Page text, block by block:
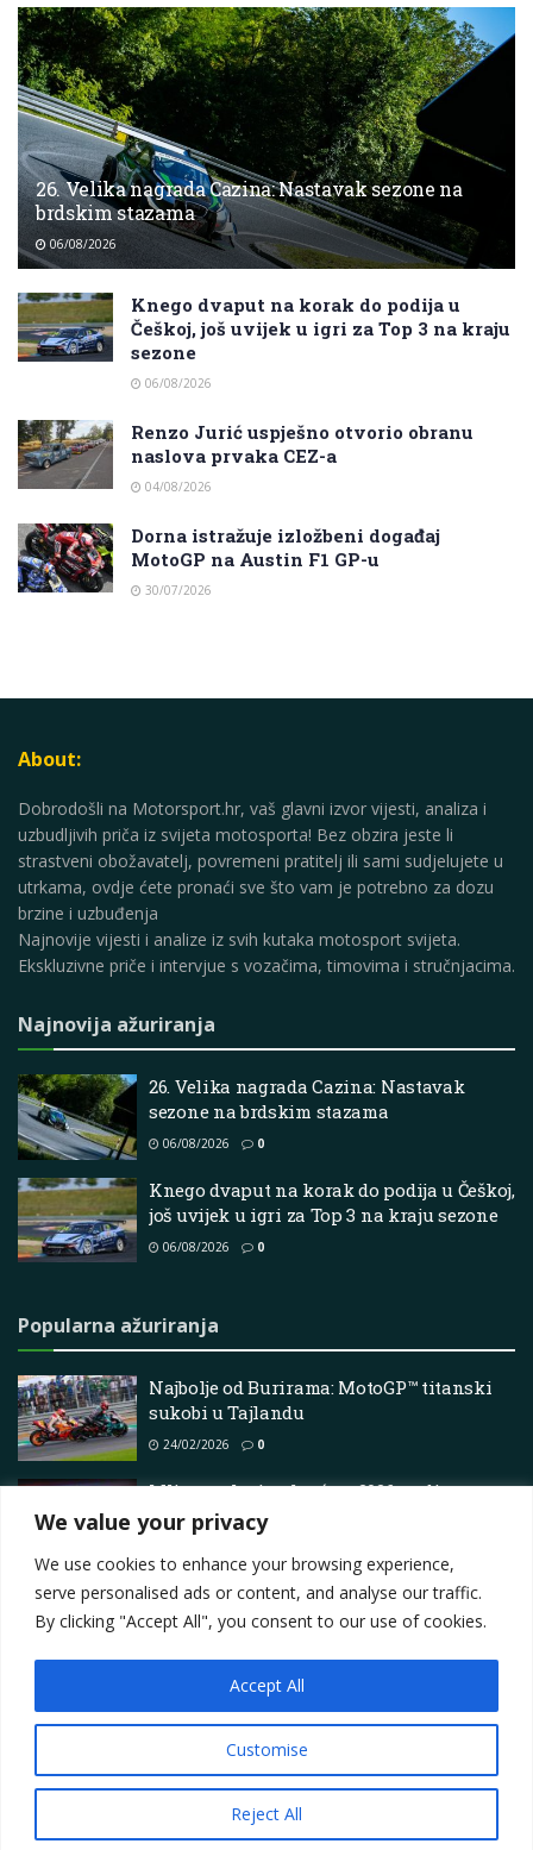
We value your privacy
We use cookies to enhance your browsing experience,
serve personalised ads or content, and analyse our traffic.
By clicking "Accept All", you consent to our use of cookies.
Customise
Reject All
Accept All
26. Velika nagrada Cazina: Nastavak sezone na
brdskim stazama
06/08/2026
Knego dvaput na korak do podija u
Češkoj, još uvijek u igri za Top 3 na kraju
sezone
06/08/2026
Renzo Jurić uspješno otvorio obranu
naslova prvaka CEZ-a
04/08/2026
Dorna istražuje izložbeni događaj
MotoGP na Austin F1 GP-u
30/07/2026
About:
Dobrodošli na Motorsport.hr, vaš glavni izvor vijesti, analiza i
uzbudljivih priča iz svijeta motosporta! Bez obzira jeste li
strastveni obožavatelj, povremeni pratitelj ili sami sudjelujete u
utrkama, ovdje ćete pronaći sve što vam je potrebno za dozu
brzine i uzbuđenja
Najnovije vijesti i analize iz svih kutaka motosport svijeta.
Ekskluzivne priče i intervjue s vozačima, timovima i stručnjacima.
Najnovija ažuriranja
26. Velika nagrada Cazina: Nastavak
sezone na brdskim stazama
06/08/2026 0
Knego dvaput na korak do podija u Češkoj,
još uvijek u igri za Top 3 na kraju sezone
06/08/2026 0
Popularna ažuriranja
Najbolje od Burirama: MotoGP™ titanski
sukobi u Tajlandu
24/02/2026 0
Mlin za glasine kreće u 2026. godinu
12/06/2025 0
Contact
Privacy Policy
Terms Marketing i oglašavanje